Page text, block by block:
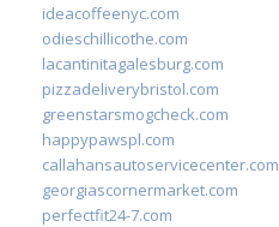
ideacoffeenyc.com
odieschillicothe.com
lacantinitagalesburg.com
pizzadeliverybristol.com
greenstarsmogcheck.com
happypawspl.com
callahansautoservicecenter.com
georgiascornermarket.com
perfectfit24-7.com